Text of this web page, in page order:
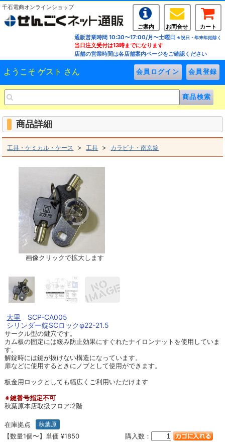
千石電商オンラインショップ
ご案内 お問合せ
カート
通販営業時間 10:30〜17:00/月〜土曜日 ※祝日・年末年始除く
当日注文受付は13時までになります
店舗の営業時間は各店舗案内ページをご確認ください
ようこそ ゲスト さん
商品詳細
工具・ケミカル・ケース > 工具 > カラビナ・南京錠
画像クリックで拡大します
大里
SCP-CA005
シリンダー錠SCロックφ22-21.5
サークル型の鍵穴です。
カム板の固定には緩み防止効果にすぐれたナイロンナットを使用していま
す。
解錠時には鍵が抜けない構造になっています。
扉などに使用するときにノブとして使用ができます。
板金用ロックとしても幅広くご利用いただけます
※鍵番号指定不可
秋葉原本店取扱フロア:2階
在庫拠点 秋葉原
【数量1個〜】単価 ¥1850 購入数：